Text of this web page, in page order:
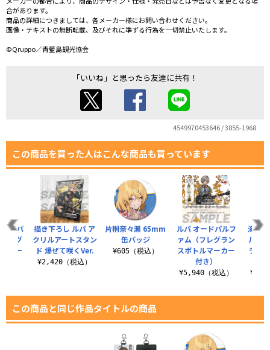
合があります。
商品の詳細につきましては、各メーカー様にお問い合わせください。
画像・テキストの無断転載、及びそれに準ずる行為を一切禁止いたします。
©Qruppo／青藍島観光協会
「いいね」と思ったら友達に共有！
4549970453646 / 3855-1968
この商品を買った人はこんな商品も買っています
片桐奈々瀬 65mm
缶バッジ
¥605（税込）
ルパ オードパルフ
ァム（フレグラン
スボトルマーカー
付き）
¥5,940（税込）
海老
ルフ
ラン
ドパ
レグ
マー
描き下ろし ルパ ア
クリルアートスタン
ド 爆ぜて咲くVer.
¥2,420（税込）
この商品と同じ作品タイトルの商品